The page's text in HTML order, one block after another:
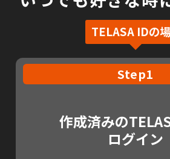
TELASA IDの
Step1
作成済みの
ログイン